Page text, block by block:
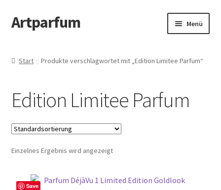
Zur
Navigation
Zum
Inhalt
Artparfum Menü
AGB
Cart
Checkout
Datenschutzbelehrung
Start Produkte verschlagwortet mit „Edition Limitee Parfum“
Edition Limitee Parfum
Einzelnes Ergebnis wird angezeigt
Save